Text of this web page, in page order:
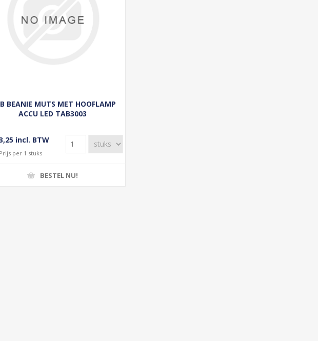
BEANIE MUTS MET HOOFLAMP
ACCU LED TAB3003
incl. BTW
Prijs per 1 stuks
BESTEL NU!